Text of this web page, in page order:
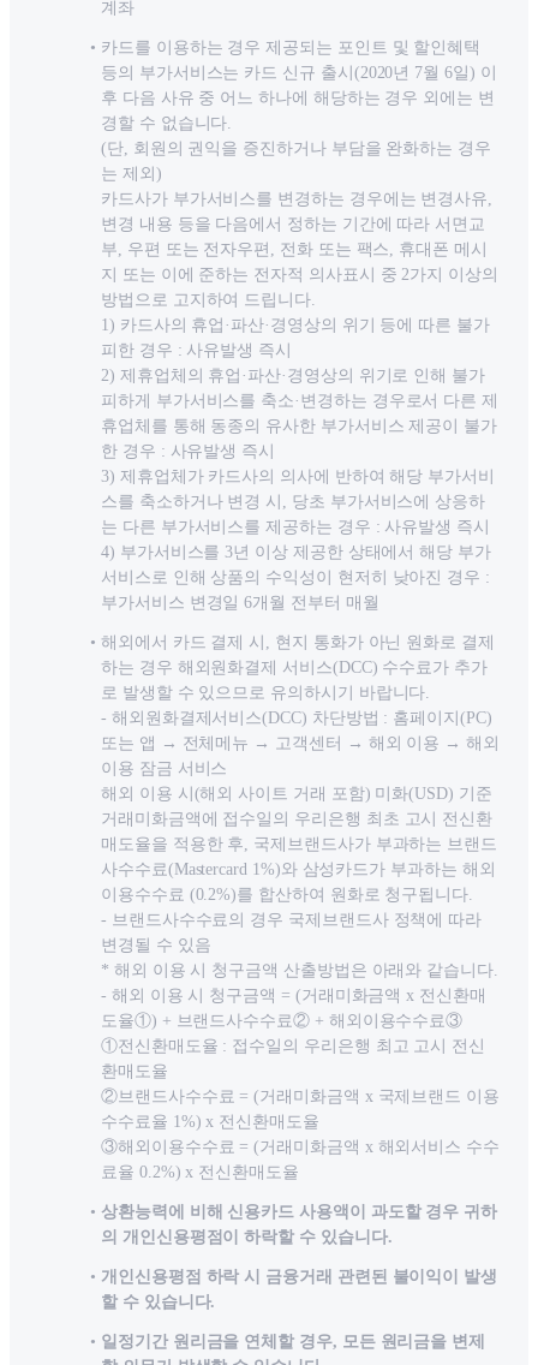
계좌
카드를 이용하는 경우 제공되는 포인트 및 할인혜택
등의 부가서비스는 카드 신규 출시(2020년 7월 6일) 이
후 다음 사유 중 어느 하나에 해당하는 경우 외에는 변
경할 수 없습니다.
(단, 회원의 권익을 증진하거나 부담을 완화하는 경우
는 제외)
카드사가 부가서비스를 변경하는 경우에는 변경사유,
변경 내용 등을 다음에서 정하는 기간에 따라 서면교
부, 우편 또는 전자우편, 전화 또는 팩스, 휴대폰 메시
지 또는 이에 준하는 전자적 의사표시 중 2가지 이상의
방법으로 고지하여 드립니다.
1) 카드사의 휴업·파산·경영상의 위기 등에 따른 불가
피한 경우 : 사유발생 즉시
2) 제휴업체의 휴업·파산·경영상의 위기로 인해 불가
피하게 부가서비스를 축소·변경하는 경우로서 다른 제
휴업체를 통해 동종의 유사한 부가서비스 제공이 불가
한 경우 : 사유발생 즉시
3) 제휴업체가 카드사의 의사에 반하여 해당 부가서비
스를 축소하거나 변경 시, 당초 부가서비스에 상응하
는 다른 부가서비스를 제공하는 경우 : 사유발생 즉시
4) 부가서비스를 3년 이상 제공한 상태에서 해당 부가
서비스로 인해 상품의 수익성이 현저히 낮아진 경우 :
부가서비스 변경일 6개월 전부터 매월
해외에서 카드 결제 시, 현지 통화가 아닌 원화로 결제
하는 경우 해외원화결제 서비스(DCC) 수수료가 추가
로 발생할 수 있으므로 유의하시기 바랍니다.
- 해외원화결제서비스(DCC) 차단방법 : 홈페이지(PC)
또는 앱 → 전체메뉴 → 고객센터 → 해외 이용 →해외
이용 잠금 서비스
해외 이용 시(해외 사이트 거래 포함) 미화(USD) 기준
거래미화금액에 접수일의 우리은행 최초 고시 전신환
매도율을 적용한 후, 국제브랜드사가 부과하는 브랜드
사수수료(Mastercard 1%)와 삼성카드가 부과하는 해외
이용수수료 (0.2%)를 합산하여 원화로 청구됩니다.
- 브랜드사수수료의 경우 국제브랜드사 정책에 따라
변경될 수 있음
* 해외 이용 시 청구금액 산출방법은 아래와 같습니다.
- 해외 이용 시 청구금액 = (거래미화금액 x 전신환매
도율①) + 브랜드사수수료② + 해외이용수수료③
①전신환매도율 : 접수일의 우리은행 최고 고시 전신
환매도율
②브랜드사수수료 = (거래미화금액 x 국제브랜드 이용
수수료율 1%) x 전신환매도율
③해외이용수수료 = (거래미화금액 x 해외서비스 수수
료율 0.2%) x 전신환매도율
상환능력에 비해 신용카드 사용액이 과도할 경우 귀하
의 개인신용평점이 하락할 수 있습니다.
개인신용평점 하락 시 금융거래 관련된 불이익이 발생
할 수 있습니다.
일정기간 원리금을 연체할 경우, 모든 원리금을 변제